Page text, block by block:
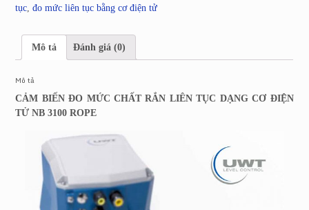
tục,đo mức liên tục bằng cơ điện tử
Mô tả Đánh giá (0)
Mô tả
CẢM BIẾN ĐO MỨC CHẤT RẮN LIÊN TỤC DẠNG CƠ ĐIỆN
TỬ NB 3100 ROPE